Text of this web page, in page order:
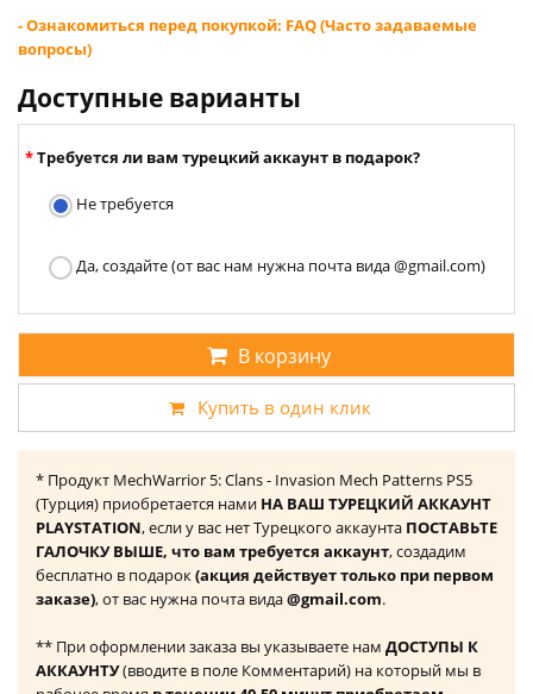
- Ознакомиться перед покупкой: FAQ (Часто задаваемые
вопросы)
Доступные варианты
Требуется ли вам турецкий аккаунт в подарок?
Не требуется
Да, создайте (от вас нам нужна почта вида @gmail.com)
В корзину
Купить в один клик
* Продукт MechWarrior 5: Clans - Invasion Mech Patterns PS5
(Турция) приобретается нами НА ВАШ ТУРЕЦКИЙ АККАУНТ
PLAYSTATION, если у вас нет Турецкого аккаунта ПОСТАВЬТЕ
ГАЛОЧКУ ВЫШЕ, что вам требуется аккаунт, создадим
бесплатно в подарок(акция действует только при первом
заказе), от вас нужна почта вида@gmail.com.
** При оформлении заказа вы указываете нам ДОСТУПЫ К
АККАУНТУ(вводите в поле Комментарий) на который мы в